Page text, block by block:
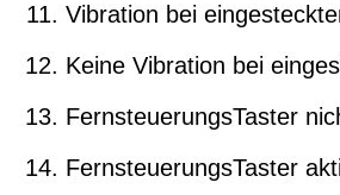
Vibration bei
Keine Vibration bei
FernsteuerungsTaster
FernsteuerungsTaster